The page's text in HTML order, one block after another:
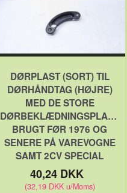
DØRPLAST (SORT) TIL
DØRHÅNDTAG (HØJRE)
MED DE STORE
DØRBEKLÆDNINGSPLADER
BRUGT FØR 1976 OG
SENERE PÅ VAREVOGNE
SAMT 2CV SPECIAL
40,24 DKK
(32,19 DKKu/Moms)